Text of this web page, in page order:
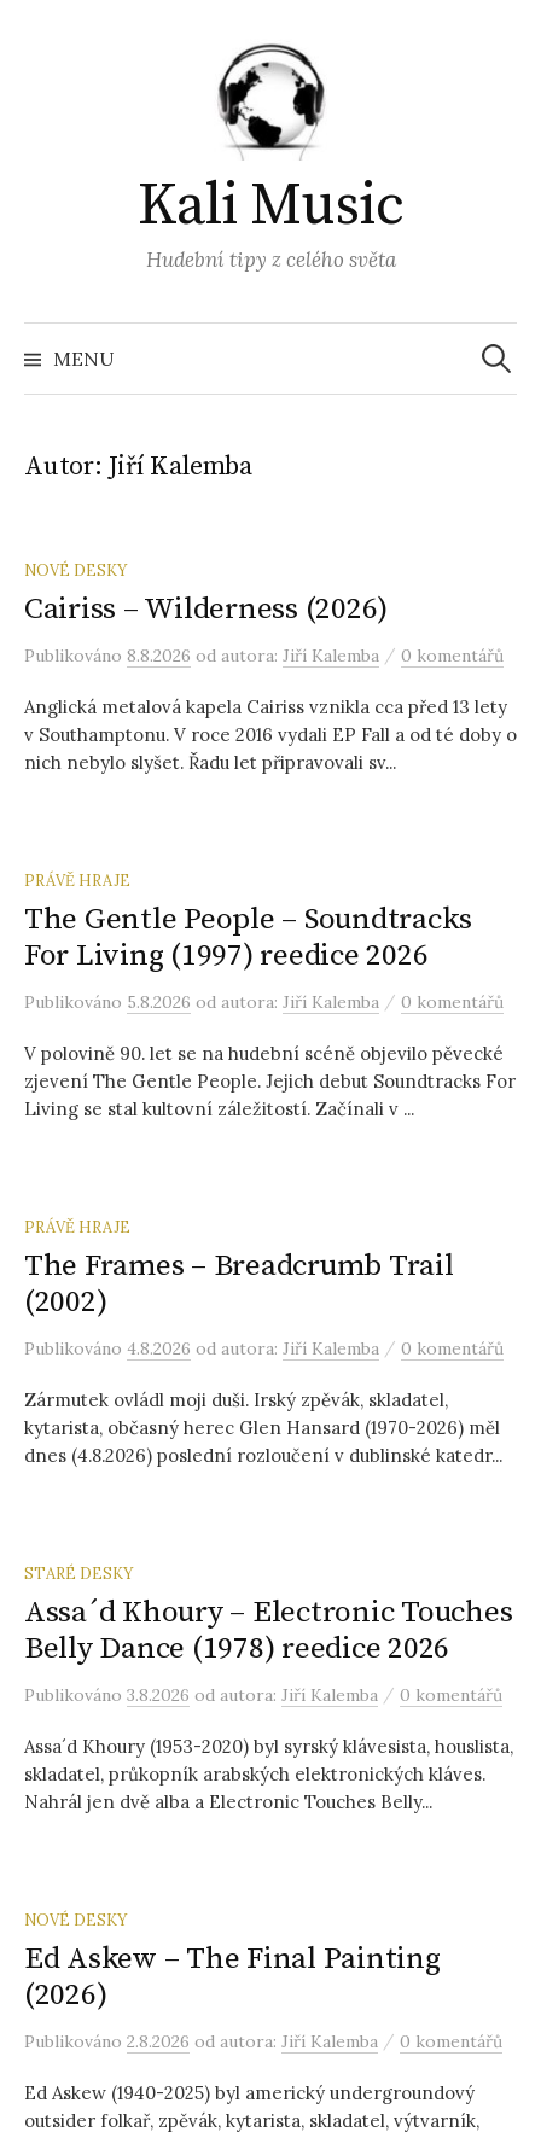
Kali Music
Hudební tipy z celého světa
MENU
Autor: Jiří Kalemba
NOVÉ DESKY
Cairiss – Wilderness (2026)
Publikováno 8.8.2026 od autora: Jiří Kalemba / 0 komentářů
Anglická metalová kapela Cairiss vznikla cca před 13 lety
v Southamptonu. V roce 2016 vydali EP Fall a od té doby o
nich nebylo slyšet. Řadu let připravovali sv...
PRÁVĚ HRAJE
The Gentle People – Soundtracks
For Living (1997) reedice 2026
Publikováno 5.8.2026 od autora: Jiří Kalemba / 0 komentářů
V polovině 90. let se na hudební scéně objevilo pěvecké
zjevení The Gentle People. Jejich debut Soundtracks For
Living se stal kultovní záležitostí. Začínali v ...
PRÁVĚ HRAJE
The Frames – Breadcrumb Trail
(2002)
Publikováno 4.8.2026 od autora: Jiří Kalemba / 0 komentářů
Zármutek ovládl moji duši. Irský zpěvák, skladatel,
kytarista, občasný herec Glen Hansard (1970-2026) měl
dnes (4.8.2026) poslední rozloučení v dublinské katedr...
STARÉ DESKY
Assa´d Khoury – Electronic Touches
Belly Dance (1978) reedice 2026
Publikováno 3.8.2026 od autora: Jiří Kalemba / 0 komentářů
Assa´d Khoury (1953-2020) byl syrský klávesista, houslista,
skladatel, průkopník arabských elektronických kláves.
Nahrál jen dvě alba a Electronic Touches Belly...
NOVÉ DESKY
Ed Askew – The Final Painting
(2026)
Publikováno 2.8.2026 od autora: Jiří Kalemba / 0 komentářů
Ed Askew (1940-2025) byl americký undergroundový
outsider folkař, zpěvák, kytarista, skladatel, výtvarník,